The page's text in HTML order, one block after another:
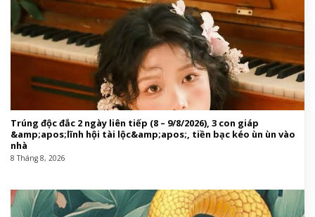
Trúng độc đắc 2 ngày liên tiếp (8 – 9/8/2026), 3 con giáp
&amp;apos;lĩnh hội tài lộc&amp;apos;, tiền bạc kéo ùn ùn vào
nhà
8 Tháng 8, 2026